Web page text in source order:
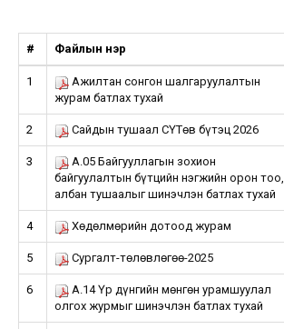
# Файлын нэр
1
Ажилтан сонгон шалгаруулалтын
журам батлах тухай
2 Сайдын тушаал СӨҮТөв бүтэц 2026
3
А.05 Байгууллагын зохион
байгуулалтын бүтцийн нэгжийн орон тоо,
албан тушаалыг шинэчлэн батлах тухай
4 Хөдөлмөрийн дотоод журам
5 Сургалт-төлөвлөгөө-2025
6
А.14 Үр дүнгийн мөнгөн урамшуулал
олгох журмыг шинэчлэн батлах тухай